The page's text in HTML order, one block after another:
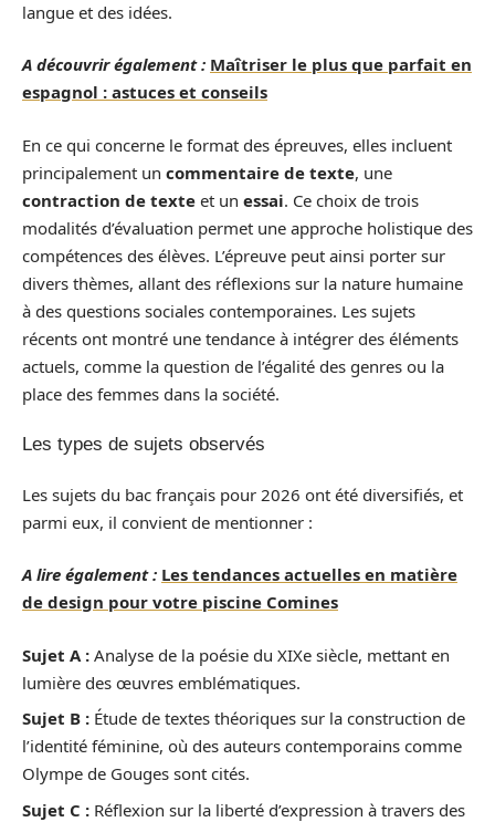
langue et des idées.
A découvrir également : Maîtriser le plus que parfait en
espagnol : astuces et conseils
En ce qui concerne le format des épreuves, elles incluent
principalement un commentaire de texte, une
contraction de texte et un essai. Ce choix de trois
modalités d’évaluation permet une approche holistique des
compétences des élèves. L’épreuve peut ainsi porter sur
divers thèmes, allant des réflexions sur la nature humaine
à des questions sociales contemporaines. Les sujets
récents ont montré une tendance à intégrer des éléments
actuels, comme la question de l’égalité des genres ou la
place des femmes dans la société.
Les types de sujets observés
Les sujets du bac français pour 2026 ont été diversifiés, et
parmi eux, il convient de mentionner :
A lire également : Les tendances actuelles en matière
de design pour votre piscine Comines
Sujet A : Analyse de la poésie du XIXe siècle, mettant en
lumière des œuvres emblématiques.
Sujet B : Étude de textes théoriques sur la construction de
l’identité féminine, où des auteurs contemporains comme
Olympe de Gouges sont cités.
Sujet C : Réflexion sur la liberté d’expression à travers des